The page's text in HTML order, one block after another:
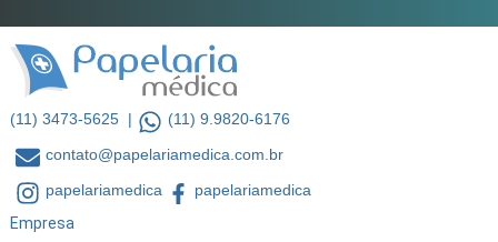
(11) 3473-5625 |
(11) 9.9820-6176
contato@papelariamedica.com.br
papelariamedica
papelariamedica
Empresa